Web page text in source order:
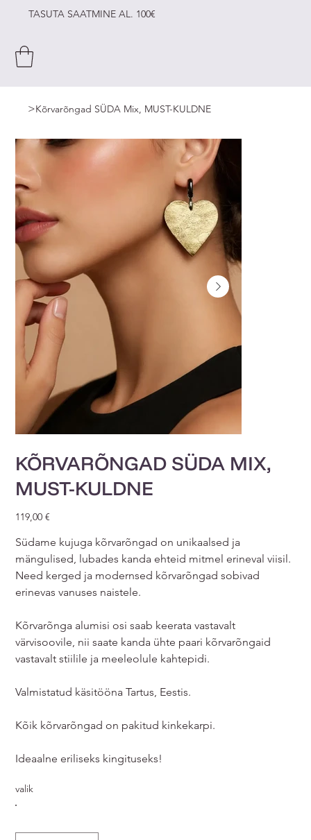
TASUTA SAATMINE AL. 100€
>Kõrvarõngad SÜDA Mix, MUST-KULDNE
KÕRVARÕNGAD SÜDA MIX,
MUST-KULDNE
Price
119,00 €
Südame kujuga kõrvarõngad on unikaalsed ja
mängulised, lubades kanda ehteid mitmel erineval viisil.
Need kerged ja modernsed kõrvarõngad sobivad
erinevas vanuses naistele.
Kõrvarõnga alumisi osi saab keerata vastavalt
värvisoovile, nii saate kanda ühte paari kõrvarõngaid
vastavalt stiilile ja meeleolule kahtepidi.
Valmistatud käsitööna Tartus, Eestis.
Kõik kõrvarõngad on pakitud kinkekarpi.
Ideaalne eriliseks kingituseks!
valik